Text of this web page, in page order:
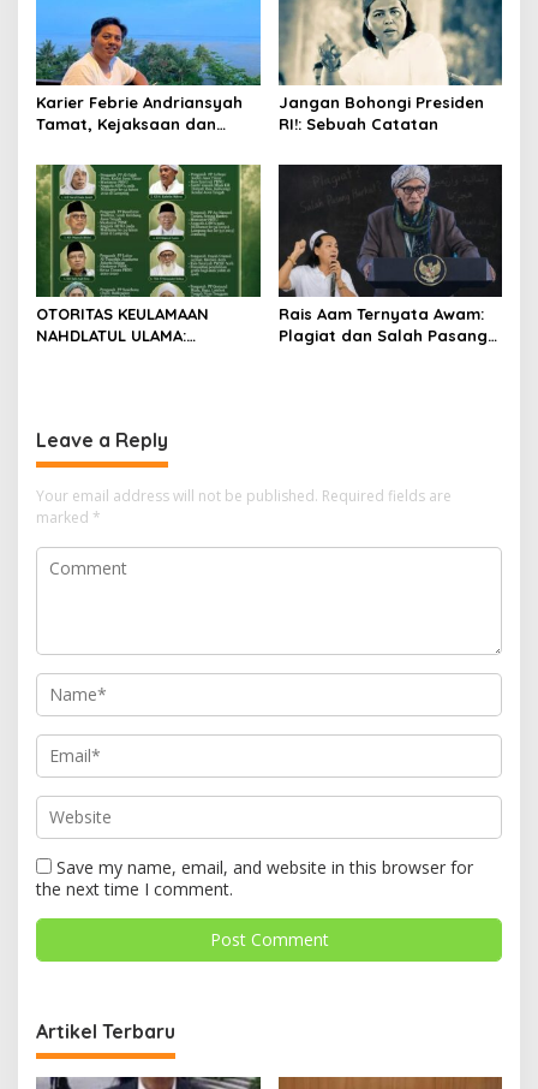
Karier Febrie Andriansyah
Tamat, Kejaksaan dan
Jangan Bohongi Presiden
RI!: Sebuah Catatan
OTORITAS KEULAMAAN
NAHDLATUL ULAMA:
Rais Aam Ternyata Awam:
Plagiat dan Salah Pasang
Leave a Reply
Your email address will not be published. Required fields are
marked *
Save my name, email, and website in this browser for
the next time I comment.
Artikel Terbaru